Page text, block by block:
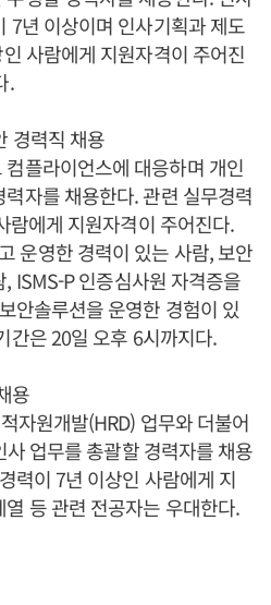
7년 이상이며 인사기획과 제도
사람에게 지원자격이 주어진
.
경력직 채용
플라이언스에 대응하며 개인
자를 채용한다. 관련 실무경력
람에게 지원자격이 주어진다.
운영한 경력이 있는 사람, 보안
ISMS-P 인증심사원 자격증을
안솔루션을 운영한 경험이 있
간은 20일 오후 6시까지다.
용
자원개발(HRD) 업무와 더불어
업무를 총괄할 경력자를 채용
력이 7년 이상인 사람에게 지
등 관련 전공자는 우대한다.